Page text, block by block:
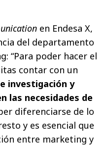
en Endesa X,
del departamento
“Para poder hacer el
contar con un
investigación y
las necesidades de
diferenciarse de lo
y es esencial que
entre marketing y